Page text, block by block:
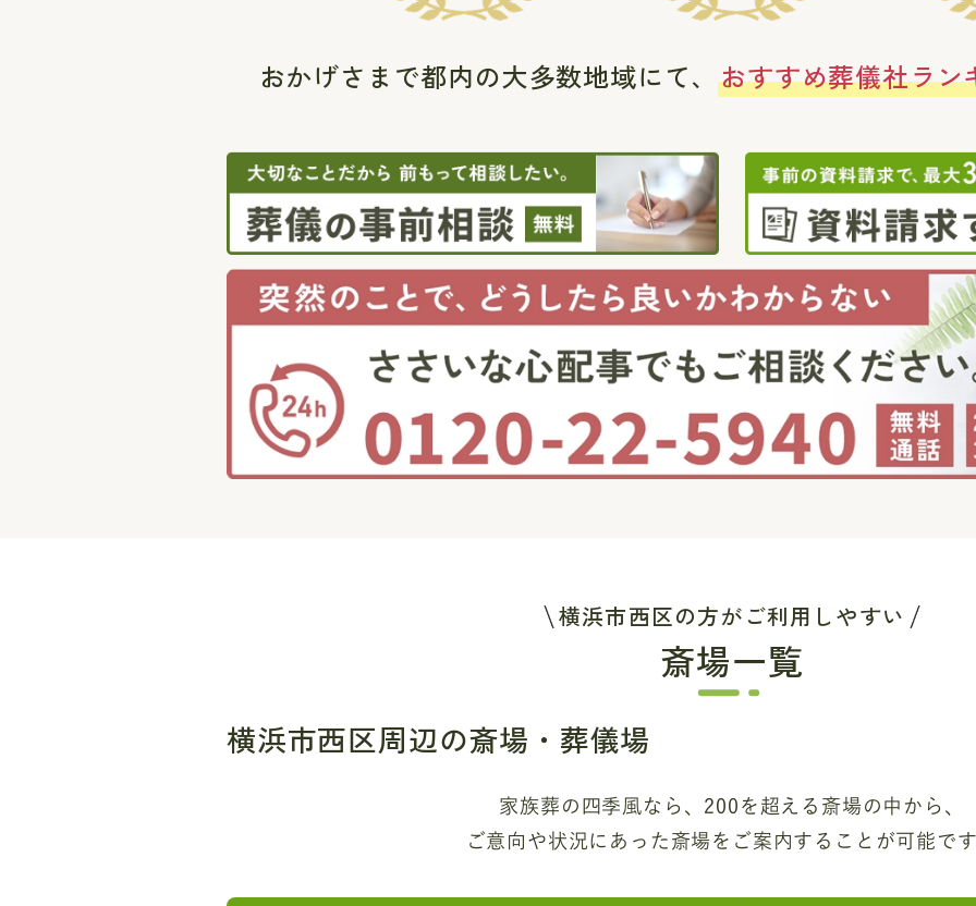
おかげさまで都内の大多数地域にて、おすすめ葬儀社ラン
横浜市西区の方がご利用しやすい
斎場一覧
横浜市西区周辺の斎場・葬儀場
家族葬の四季風なら、200を超える斎場の中から、
ご意向や状況にあった斎場を ご案内することが可能で